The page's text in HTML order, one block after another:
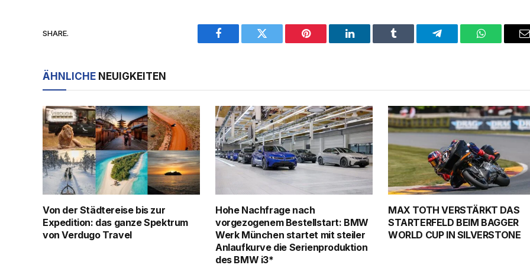
SHARE.
Facebook Twitter Pinterest LinkedIn Tumblr Telegram WhatsApp
ÄHNLICHE NEUIGKEITEN
Von der Städtereise bis zur
Expedition: das ganze Spektrum
von Verdugo Travel
Hohe Nachfrage nach
vorgezogenem Bestellstart: BMW
Werk München startet mit steiler
Anlaufkurve die Serienproduktion
des BMW i3*
MAX TOTH VERSTÄRKT DAS
STARTERFELD BEIM BAGGER
WORLD CUP IN SILVERSTONE